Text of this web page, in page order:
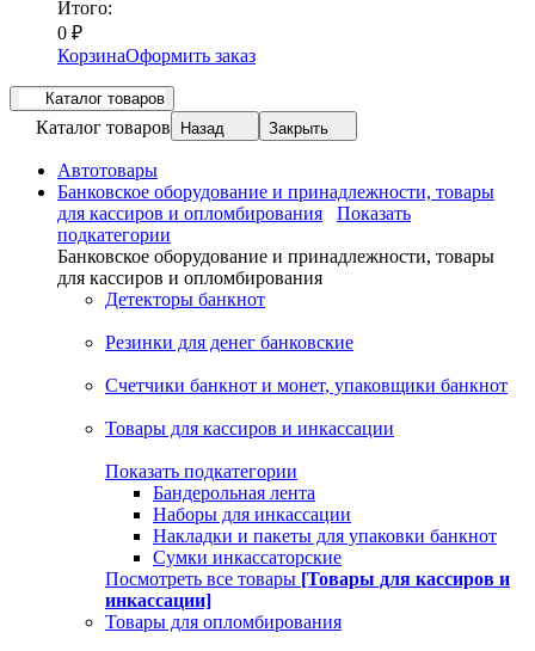
Итого:
0 ₽
КорзинаОформить заказ
Каталог товаров
Каталог товаров Назад Закрыть
Автотовары
Банковское оборудование и принадлежности, товары
для кассиров и опломбирования
Показать
подкатегории
Банковское оборудование и принадлежности, товары
для кассиров и опломбирования
Детекторы банкнот
Резинки для денег банковские
Счетчики банкнот и монет, упаковщики банкнот
Товары для кассиров и инкассации
Показать подкатегории
Бандерольная лента
Наборы для инкассации
Накладки и пакеты для упаковки банкнот
Сумки инкассаторские
Посмотреть все товары [Товары для кассиров и
инкассации]
Товары для опломбирования